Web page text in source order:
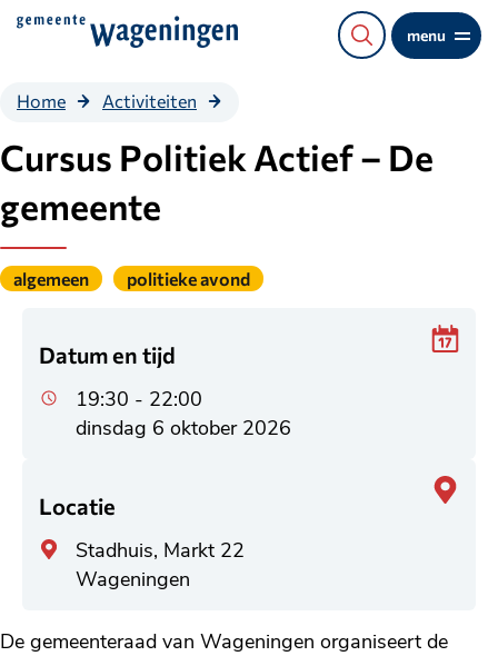
Direct
content
menu
Home Activiteiten
De
gemeente
Cursus Politiek Actief – De
gemeente
Gepubliceerd
categorie:
algemeen politieke avond
Datum en tijd
19:30 - 22:00
dinsdag 6 oktober 2026
Locatie
Algemeen
adres
Stadhuis, Markt 22
Wageningen
De gemeenteraad van Wageningen organiseert de